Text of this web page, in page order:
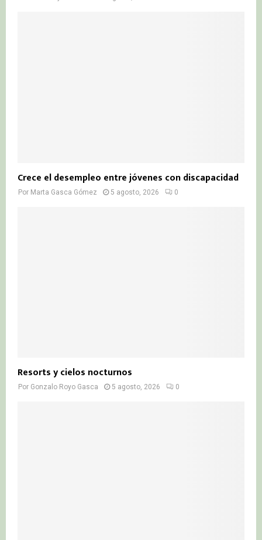
Crece el desempleo entre jóvenes con discapacidad
Por Marta Gasca Gómez 5 agosto, 2026 0
Resorts y cielos nocturnos
Por Gonzalo Royo Gasca 5 agosto, 2026 0